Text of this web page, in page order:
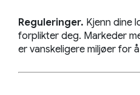
Reguleringer. Kjenn dine
forplikter deg. Markeder
er vanskeligere miljøer for